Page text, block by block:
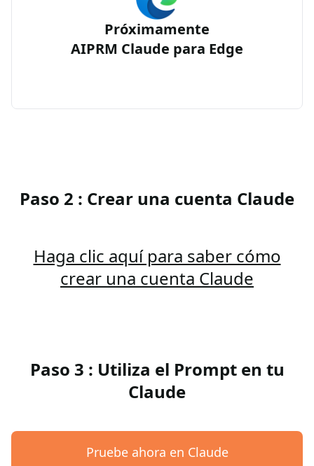
Próximamente
AIPRM Claude para Edge
Paso 2 : Crear una cuenta Claude
Haga clic aquí para saber cómo
crear una cuenta Claude
Paso 3 : Utiliza el Prompt en tu
Claude
Pruebe ahora en Claude